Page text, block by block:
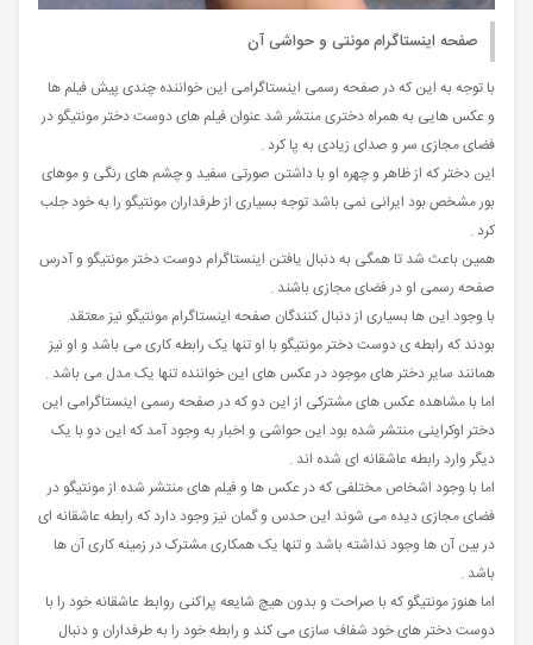
صفحه اینستاگرام مونتی و حواشی آن
با توجه به این که در صفحه رسمی اینستاگرامی این خواننده چندی پیش فیلم ها
و عکس هایی به همراه دختری منتشر شد عنوان فیلم های دوست دختر مونتیگو در
فضای مجازی سر و صدای زیادی به پا کرد .
این دختر که از ظاهر و چهره او با داشتن صورتی سفید و چشم های رنگی و موهای
بور مشخص بود ایرانی نمی باشد توجه بسیاری از طرفداران مونتیگو را به خود جلب
کرد .
همین باعث شد تا همگی به دنبال یافتن اینستاگرام دوست دختر مونتیگو و آدرس
صفحه رسمی او در فضای مجازی باشند .
با وجود این ها بسیاری از دنبال کنندگان صفحه اینستاگرام مونتیگو نیز معتقد
بودند که رابطه ی دوست دختر مونتیگو با او تنها یک رابطه کاری می باشد و او نیز
همانند سایر دختر های موجود در عکس های این خواننده تنها یک مدل می باشد .
اما با مشاهده عکس های مشترکی از این دو که در صفحه رسمی اینستاگرامی این
دختر اوکراینی منتشر شده بود این حواشی و اخبار به وجود آمد که این دو با یک
دیگر وارد رابطه عاشقانه ای شده اند .
اما با وجود اشخاص مختلفی که در عکس ها و فیلم های منتشر شده از مونتیگو در
فضای مجازی دیده می شوند این حدس و گمان نیز وجود دارد که رابطه عاشقانه ای
در بین آن ها وجود نداشته باشد و تنها یک همکاری مشترک در زمینه کاری آن ها
باشد .
اما هنوز مونتیگو که با صراحت و بدون هیچ شایعه پراکنی روابط عاشقانه خود را با
دوست دختر های خود شفاف سازی می کند و رابطه خود را به طرفداران و دنبال